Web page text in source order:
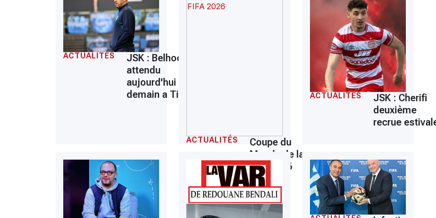
ACTUALITÉS
JSK : Belhocine
attendu
aujourd'hui ou
demain a Tizi
ACTUALITÉS
Coupe du
Monde de la
FIFA 2026
ACTUALITÉS
JSK : Cherifi
deuxième
recrue